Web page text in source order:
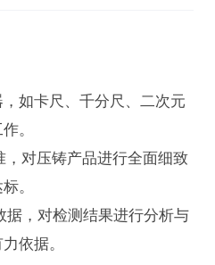
如卡尺、千分尺、二次元
。
对压铸产品进行全面细致
。
，对检测结果进行分析与
依据。